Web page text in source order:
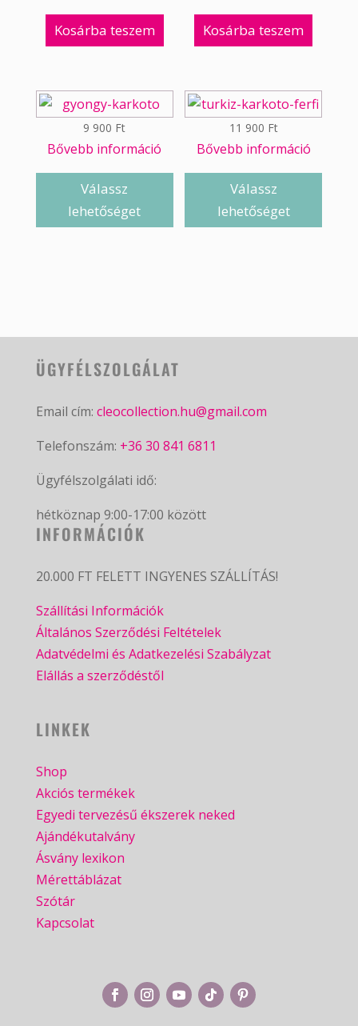
Kosárba teszem Kosárba teszem
9 900 Ft
Bővebb információ
Válassz
lehetőséget
11 900 Ft
Bővebb információ
Válassz
lehetőséget
ÜGYFÉLSZOLGÁLAT
Email cím: cleocollection.hu@gmail.com
Telefonszám: +36 30 841 6811
Ügyfélszolgálati idő:
hétköznap 9:00-17:00 között
INFORMÁCIÓK
20.000 FT FELETT INGYENES SZÁLLÍTÁS!
Szállítási Információk
Általános Szerződési Feltételek
Adatvédelmi és Adatkezelési Szabályzat
Elállás a szerződéstől
LINKEK
Shop
Akciós termékek
Egyedi tervezésű ékszerek neked
Ajándékutalvány
Ásvány lexikon
Mérettáblázat
Szótár
Kapcsolat